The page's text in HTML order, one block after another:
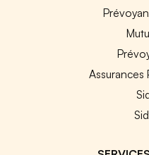
Assurances